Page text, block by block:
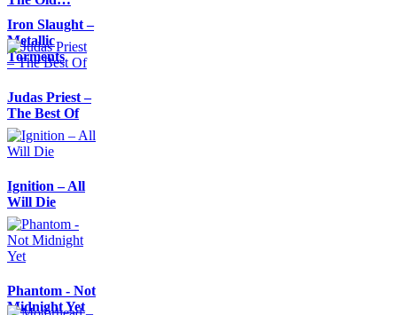
Iron Slaught –
Metallic
Torments
Judas Priest –
The Best Of
Ignition – All
Will Die
Phantom - Not
Midnight Yet